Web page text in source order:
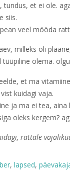
tundus, et ei ole.
siis.
veel mööda
milleks oli
tüüpiline olema.
et ma
kuidagi vaja.
ja ma ei tea, aina
oleks kergem?
rattale
, lapsed,